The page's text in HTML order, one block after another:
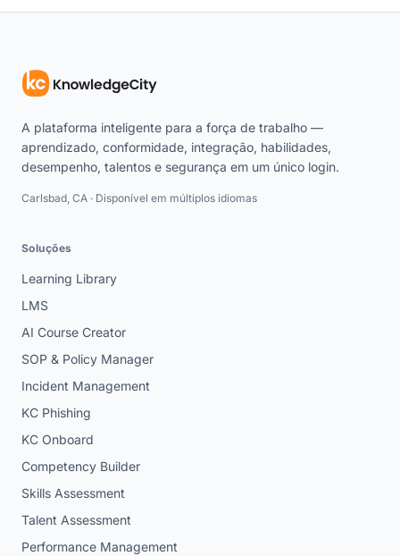
A plataforma inteligente para a força de trabalho —
aprendizado, conformidade, integração, habilidades,
desempenho, talentos e segurança em um único login.
Carlsbad, CA · Disponível em múltiplos idiomas
Soluções
Learning Library
LMS
AI Course Creator
SOP & Policy Manager
Incident Management
KC Phishing
KC Onboard
Competency Builder
Skills Assessment
Talent Assessment
Performance Management